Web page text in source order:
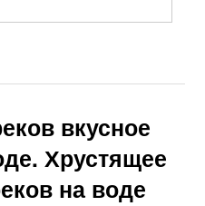
вкусное
Хрустящее
на воде